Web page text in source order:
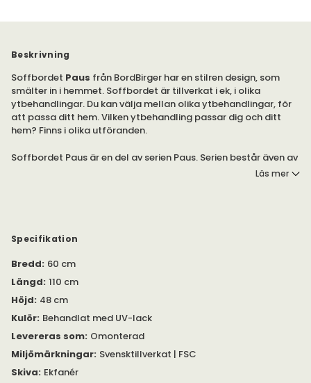
Beskrivning
Soffbordet Paus från BordBirger har en stilren design, som
smälter in i hemmet. Soffbordet är tillverkat i ek, i olika
ytbehandlingar. Du kan välja mellan olika ytbehandlingar, för
att passa ditt hem. Vilken ytbehandling passar dig och ditt
hem? Finns i olika utföranden.
Soffbordet Paus är en del av serien Paus. Serien består även av
är känsliga mot färgämnen i livsmedel, till exempel kaffe.
Du kan välja till högre höjd på bordsbenen mot ett tillägg. Med
högre höjd blir Paus 55 centimeter högt. Högre höjd finns som
tillval.
Läs mer
Specifikation
Bredd: 60 cm
Längd: 110 cm
Höjd: 48 cm
Kulör: Behandlat med UV-lack
Levereras som: Omonterad
Miljömärkningar: Svensktillverkat | FSC
Skiva: Ekfanér